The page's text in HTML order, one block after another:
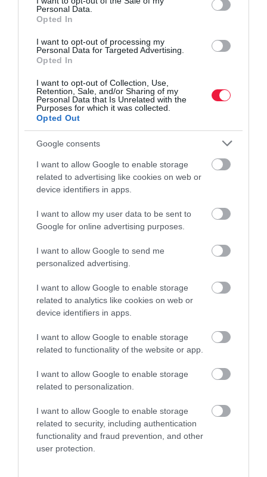
Personal Data.
Opted In
I want to opt-out of processing my
Personal Data for Targeted Advertising.
Opted In
I want to opt-out of Collection, Use,
Retention, Sale, and/or Sharing of my
Personal Data that Is Unrelated with the
Purposes for which it was collected.
Opted Out
Google consents
I want to allow Google to enable storage
related to advertising like cookies on web or
device identifiers in apps.
I want to allow my user data to be sent to
Google for online advertising purposes.
I want to allow Google to send me
personalized advertising.
I want to allow Google to enable storage
related to analytics like cookies on web or
device identifiers in apps.
I want to allow Google to enable storage
related to functionality of the website or app.
I want to allow Google to enable storage
related to personalization.
I want to allow Google to enable storage
related to security, including authentication
functionality and fraud prevention, and other
user protection.
Ez a 10 legfontosabb béren kívüli juttatás
Egyértelmű trend, hogy a cafeteria-juttatásokban az egészséggel,
egészségmegőrzéssel kapcsolatos elemek a legnépszerűbbek -
derül ki egy több mint 400 válaszadó körében végzett felmérésből.